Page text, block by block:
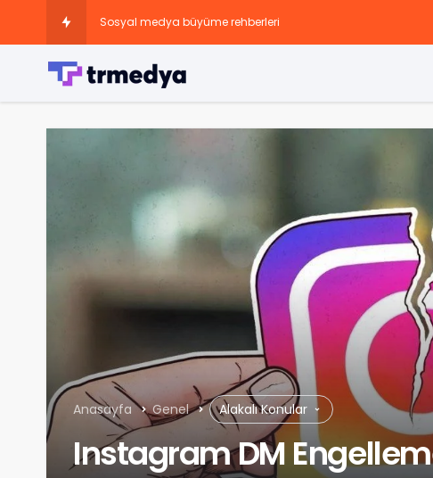
Sosyal medya büyüme rehberleri
Anasayfa Genel Alakalı Konular
Instagram DM